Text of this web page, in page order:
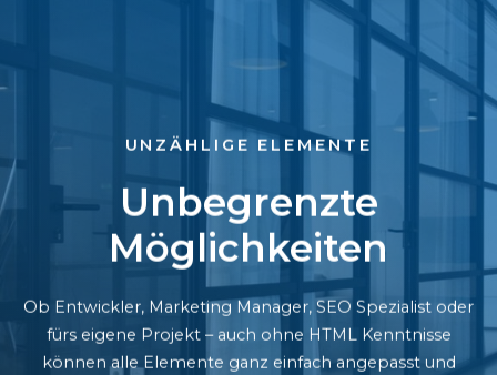
UNZÄHLIGE ELEMENTE
Unbegrenzte
Möglichkeiten
Ob Entwickler, Marketing Manager, SEO Spezialist oder
fürs eigene Projekt – auch ohne HTML Kenntnisse
können alle Elemente ganz einfach angepasst und